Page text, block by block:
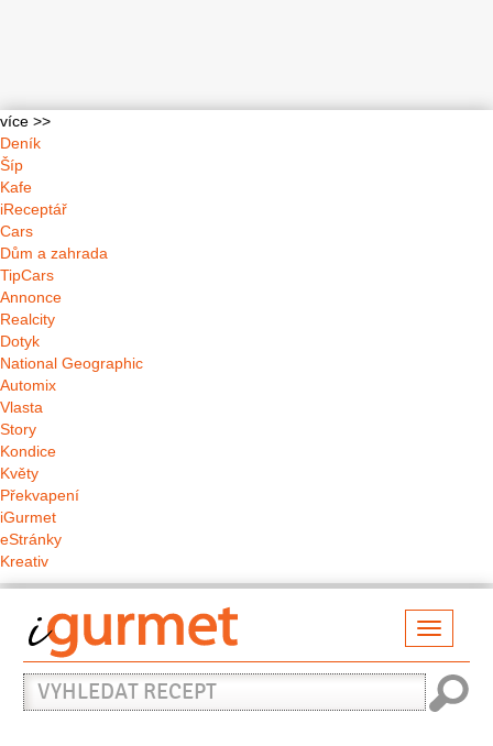
více >>
Deník
Šíp
Kafe
iReceptář
Cars
Dům a zahrada
TipCars
Annonce
Realcity
Dotyk
National Geographic
Automix
Vlasta
Story
Kondice
Květy
Překvapení
iGurmet
eStránky
Kreativ
Vyhledat
recept